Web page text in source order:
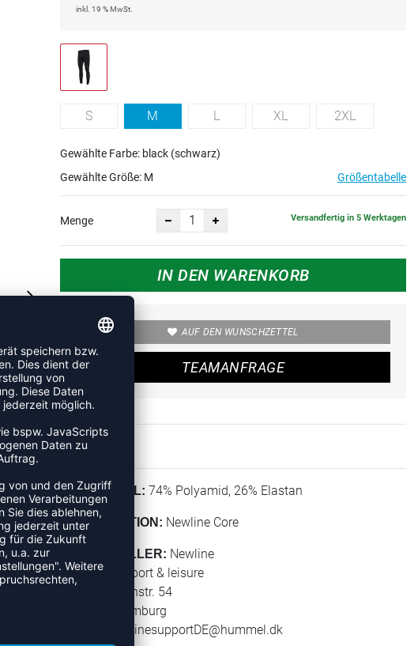
inkl. 19 % MwSt.
S M L XL 2XL
Gewählte Farbe: black (schwarz)
Gewählte Größe: M Größentabelle
Menge Versandfertig in 5 Werktagen
IN DEN WARENKORB
AUF DEN WUNSCHZETTEL
TEAMANFRAGE
MATERIAL: 74% Polyamid, 26% Elastan
KOLLEKTION: Newline Core
HERSTELLER: Newline
hummel sport & leisure
Leverkusenstr. 54
22761 Hamburg
onlinesupportDE@hummel.dk